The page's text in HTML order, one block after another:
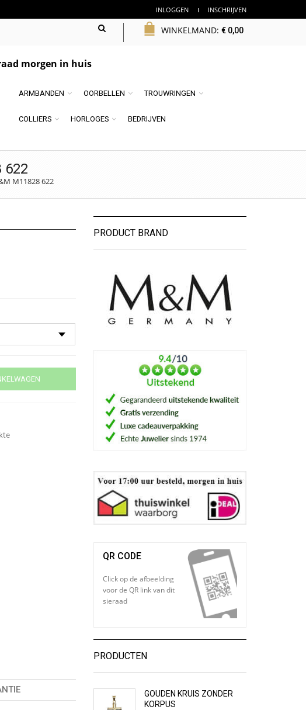
INLOGGEN INSCHRIJVEN
WINKELMAND: € 0,00
morgen in huis
ARMBANDEN OORBELLEN TROUWRINGEN
COLLIERS HORLOGES BEDRIJVEN
622
M11828 622
PRODUCT BRAND
QR CODE
Click op de afbeelding
voor de QR link van dit
sieraad
PRODUCTEN
GOUDEN KRUIS ZONDER
KORPUS